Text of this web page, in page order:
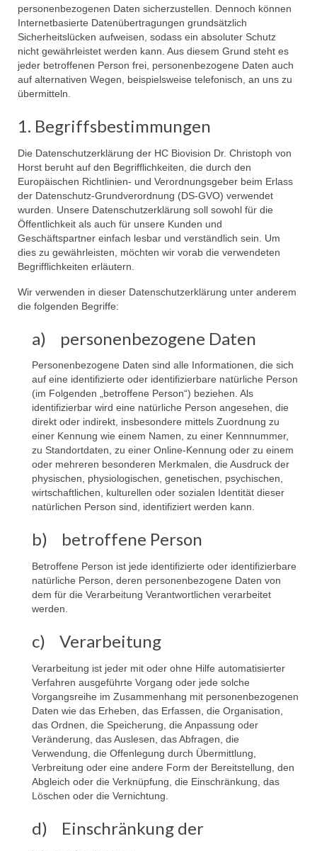
personenbezogenen Daten sicherzustellen. Dennoch können
Internetbasierte Datenübertragungen grundsätzlich
Sicherheitslücken aufweisen, sodass ein absoluter Schutz
nicht gewährleistet werden kann. Aus diesem Grund steht es
jeder betroffenen Person frei, personenbezogene Daten auch
auf alternativen Wegen, beispielsweise telefonisch, an uns zu
übermitteln.
1. Begriffsbestimmungen
Die Datenschutzerklärung der HC Biovision Dr. Christoph von
Horst beruht auf den Begrifflichkeiten, die durch den
Europäischen Richtlinien- und Verordnungsgeber beim Erlass
der Datenschutz-Grundverordnung (DS-GVO) verwendet
wurden. Unsere Datenschutzerklärung soll sowohl für die
Öffentlichkeit als auch für unsere Kunden und
Geschäftspartner einfach lesbar und verständlich sein. Um
dies zu gewährleisten, möchten wir vorab die verwendeten
Begrifflichkeiten erläutern.
Wir verwenden in dieser Datenschutzerklärung unter anderem
die folgenden Begriffe:
a) personenbezogene Daten
Personenbezogene Daten sind alle Informationen, die sich
auf eine identifizierte oder identifizierbare natürliche Person
(im Folgenden „betroffene Person“) beziehen. Als
identifizierbar wird eine natürliche Person angesehen, die
direkt oder indirekt, insbesondere mittels Zuordnung zu
einer Kennung wie einem Namen, zu einer Kennnummer,
zu Standortdaten, zu einer Online-Kennung oder zu einem
oder mehreren besonderen Merkmalen, die Ausdruck der
physischen, physiologischen, genetischen, psychischen,
wirtschaftlichen, kulturellen oder sozialen Identität dieser
natürlichen Person sind, identifiziert werden kann.
b) betroffene Person
Betroffene Person ist jede identifizierte oder identifizierbare
natürliche Person, deren personenbezogene Daten von
dem für die Verarbeitung Verantwortlichen verarbeitet
werden.
c) Verarbeitung
Verarbeitung ist jeder mit oder ohne Hilfe automatisierter
Verfahren ausgeführte Vorgang oder jede solche
Vorgangsreihe im Zusammenhang mit personenbezogenen
Daten wie das Erheben, das Erfassen, die Organisation,
das Ordnen, die Speicherung, die Anpassung oder
Veränderung, das Auslesen, das Abfragen, die
Verwendung, die Offenlegung durch Übermittlung,
Verbreitung oder eine andere Form der Bereitstellung, den
Abgleich oder die Verknüpfung, die Einschränkung, das
Löschen oder die Vernichtung.
d) Einschränkung der